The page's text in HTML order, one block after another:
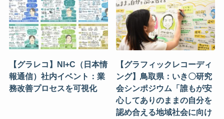
【グラレコ】NI+C（日本情
報通信）社内イベント：業
務改善プロセスを可視化
【グラフィックレコーディ
ング】鳥取県：いき〇研究
会シンポジウム「誰もが安
心してありのままの自分を
認め合える地域社会に向け